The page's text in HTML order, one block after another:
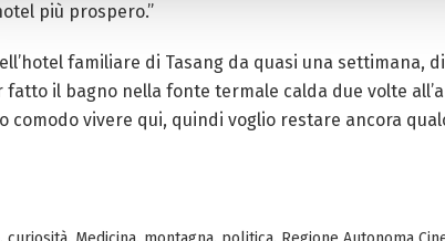
più prospero.”
familiare di Tasang da quasi una
il bagno nella fonte termale calda due volte
comodo vivere qui, quindi voglio restare ancora